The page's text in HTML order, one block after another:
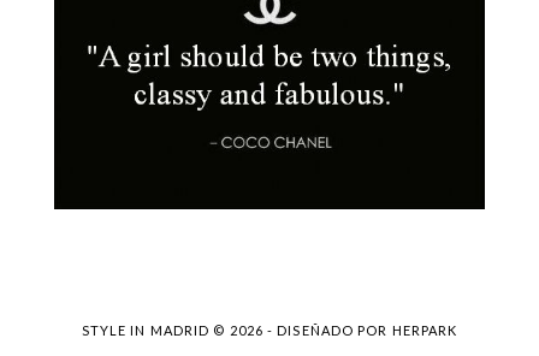
STYLE IN MADRID © 2026 - DISEÑADO POR HERPARK